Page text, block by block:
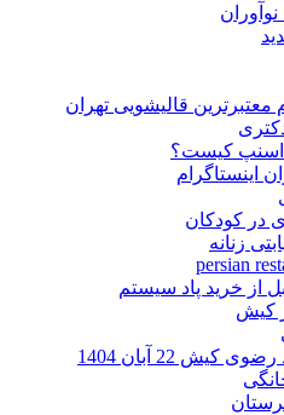
معتبرترین قالیشویی تهران
اسنپ کیست؟
اینستاگرام
در کودکان
زنانه
persian
کیش
22 آبان 1404